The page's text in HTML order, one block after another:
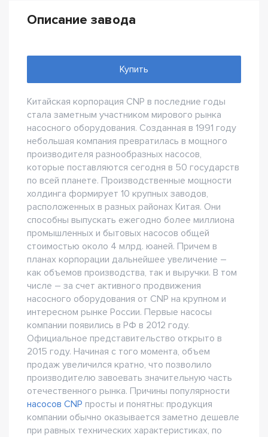
Описание завода
Купить
Китайская корпорация CNP в последние годы
стала заметным участником мирового рынка
насосного оборудования. Созданная в 1991 году
небольшая компания превратилась в мощного
производителя разнообразных насосов,
которые поставляются сегодня в 50 государств
по всей планете. Производственные мощности
холдинга формирует 10 крупных заводов,
расположенных в разных районах Китая. Они
способны выпускать ежегодно более миллиона
промышленных и бытовых насосов общей
стоимостью около 4 млрд. юаней. Причем в
планах корпорации дальнейшее увеличение –
как объемов производства, так и выручки. В том
числе – за счет активного продвижения
насосного оборудования от CNP на крупном и
интересном рынке России. Первые насосы
компании появились в РФ в 2012 году.
Официальное представительство открыто в
2015 году. Начиная с того момента, объем
продаж увеличился кратно, что позволило
производителю завоевать значительную часть
отечественного рынка. Причины популярности
насосов CNP просты и понятны: продукция
компании обычно оказывается заметно дешевле
при равных технических характеристиках, по